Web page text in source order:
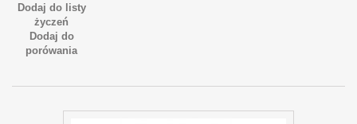
Dodaj do listy
życzeń
Dodaj do
porówania